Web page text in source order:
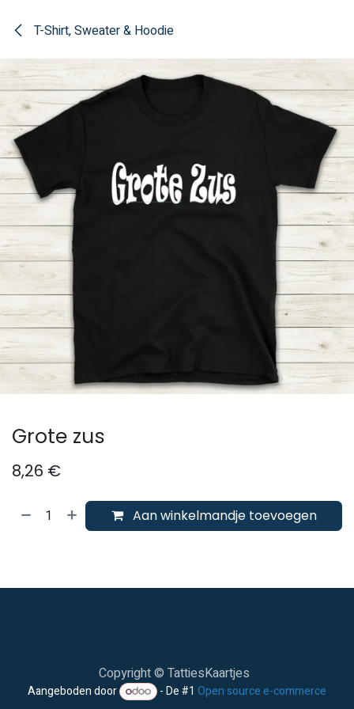
T-Shirt, Sweater & Hoodie
Grote zus
8,26 €
Aan winkelmandje toevoegen
Copyright © TattiesKaartjes
Aangeboden door - De #1Open source e-commerce